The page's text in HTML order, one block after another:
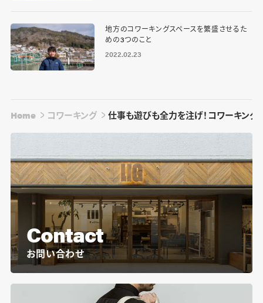
地方のコワーキングスペースを繁盛させるた
めの3つのこと
2022.02.23
Home コワーキング 仕事も遊びも全力を注げ！コワーキング
Contact
お問い合わせ